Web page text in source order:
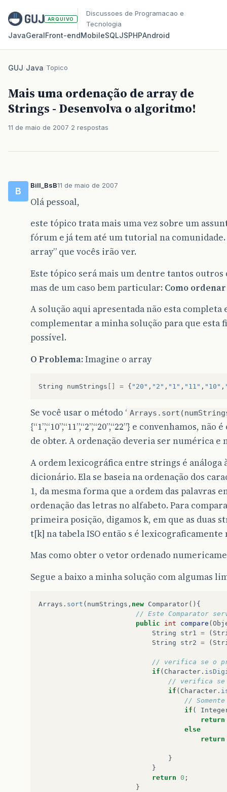
ARQUIVO
Discussoes de Programacao e
Tecnologia
JavaGeralFront‑endMobileSQLJSPHPAndroid
GUJ/Java/Topico
Mais uma ordenação de array de
Strings - Desenvolva o algoritmo!
11 de maio de 2007 2 respostas
B
Bill_BsB11 de maio de 2007
Olá pessoal,
este tópico trata mais uma vez sobre um
fórum e já tem até um tutorial na
array” que vocês irão ver.
Este tópico será mais um dentre tantos
mas de um caso bem particular: Como
A solução aqui apresentada não esta completa
complementar a minha solução para que esta
possível.
O Problema:Imagine o array
String numStrings = { "20" , "2" , "1" , "11" , "10" ,
Se você usar o método ‘
{“1”,“10”,“11”,“2”,“20”,“22”} e convenhamos,
de obter. A ordenação deveria ser numérica e
A ordem lexicográfica entre strings é análoga
dicionário. Ela se baseia na ordenação dos
1, da mesma forma que a ordem das palavras
ordenação das letras no alfabeto. Para
primeira posição, digamos k, em que as duas
t[k] na tabela ISO então s é
Mas como obter o vetor ordenado numericamente,
Segue a baixo a minha solução com algumas
Arrays . sort ( numStrings , new Comparator(){
// Este Comparator
public
int compare (
String
str1 = (
String
str2 = (
// verifica se o
if ( Character .
// verifica se
if ( Character .
//
if (
return
else
return
}
}
return 0 ;
}